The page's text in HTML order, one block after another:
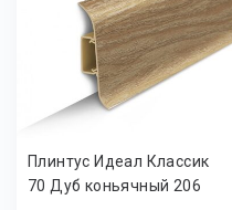
Плинтус Идеал Классик
70 Дуб коньячный 206